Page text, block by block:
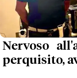
Nervoso
perquisito,